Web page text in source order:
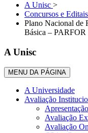
A Unisc >
Concursos e Editais
Plano Nacional de
Básica –
A Unisc
MENU DA PÁGINA
A Universidade
Avaliação
Apresentação
Avaliação
Avaliação